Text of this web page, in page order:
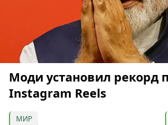
Моди установил рекорд
Instagram Reels
МИР